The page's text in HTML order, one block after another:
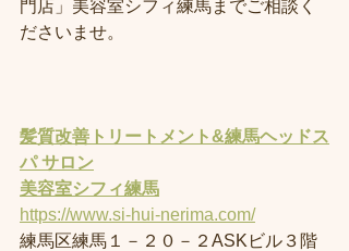
門店」美容室シフィ練馬までご相談く
ださいませ。
髪質改善トリートメント&練馬ヘッドス
パ サロン
美容室シフィ練馬
https://www.si-hui-nerima.com/
練馬区練馬１－２０－２ASKビル３階